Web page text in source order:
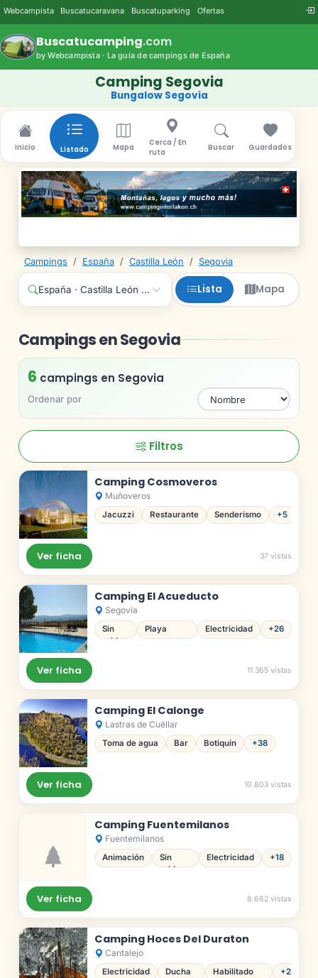
Webcampista Buscatucaravana Buscatuparking Ofertas
Buscatucamping.com
by Webcampista · La guía de campings de España
Camping Segovia
Bungalow Segovia
Inicio Listado Mapa
Cerca / En
ruta
Buscar Guardados
Campings / España / Castilla León / Segovia
España · Castilla León · Segovia · Cualquier servicio
Lista Mapa
Campings en Segovia
6 campings en Segovia
Ordenar por
Filtros
Camping Cosmoveros
Muñoveros
Jacuzzi Restaurante Senderismo +5
Ver ficha 37 vistas
Camping El Acueducto
Segovia
Sin
ruido
Playa
cercana
Electricidad +26
Ver ficha 11.365 vistas
Camping El Calonge
Lastras de Cuéllar
Toma de agua Bar Botiquín +38
Ver ficha 10.803 vistas
Camping Fuentemilanos
Fuentemilanos
Animación
Sin
ruido
Electricidad +18
Ver ficha 8.662 vistas
Camping Hoces Del Duraton
Cantalejo
Electricidad
Ducha
Habilitado
+22